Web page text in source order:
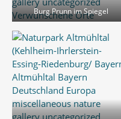
Burg Prunn im Spiegel